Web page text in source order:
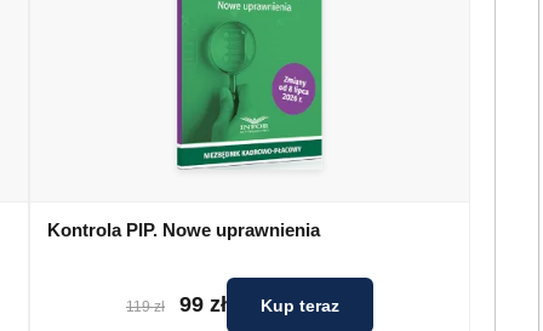
Kontrola PIP. Nowe uprawnienia
119 zł 99 zł Kup teraz